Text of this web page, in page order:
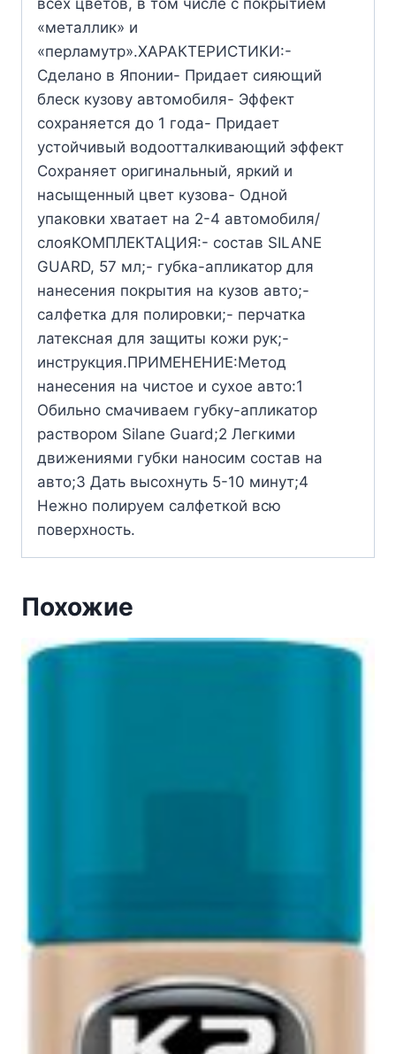
всех цветов, в том числе с покрытием
«металлик» и
«перламутр».ХАРАКТЕРИСТИКИ:-
Сделано в Японии- Придает сияющий
блеск кузову автомобиля- Эффект
сохраняется до 1 года- Придает
устойчивый водоотталкивающий эффект
Сохраняет оригинальный, яркий и
насыщенный цвет кузова- Одной
упаковки хватает на 2-4 автомобиля/
слояКОМПЛЕКТАЦИЯ:- состав SILANE
GUARD, 57 мл;- губка-апликатор для
нанесения покрытия на кузов авто;-
салфетка для полировки;- перчатка
латексная для защиты кожи рук;-
инструкция.ПРИМЕНЕНИЕ:Метод
нанесения на чистое и сухое авто:1
Обильно смачиваем губку-апликатор
раствором Silane Guard;2 Легкими
движениями губки наносим состав на
авто;3 Дать высохнуть 5-10 минут;4
Нежно полируем салфеткой всю
поверхность.
Похожие